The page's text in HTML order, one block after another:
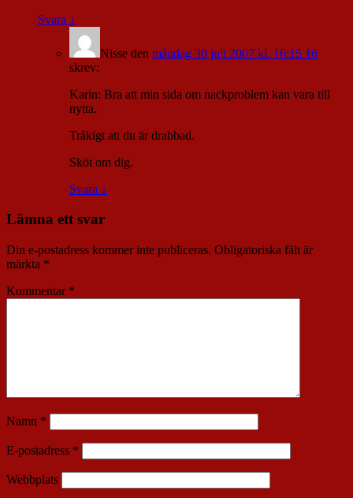
Svara ↓
Nisse den måndag 30 juli 2007 kl. 16:15 16
skrev:
Karin: Bra att min sida om nackproblem kan vara till
nytta.
Tråkigt att du är drabbad.
Sköt om dig.
Svara ↓
Lämna ett svar
Din e-postadress kommer inte publiceras. Obligatoriska fält är
märkta *
Kommentar *
Namn *
E-postadress *
Webbplats